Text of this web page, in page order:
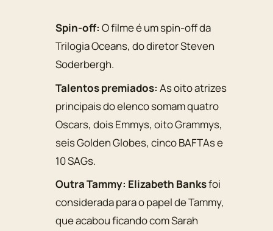
Spin-off: O filme é um spin-off da
Trilogia Oceans, do diretor Steven
Soderbergh.
Talentos premiados: As oito atrizes
principais do elenco somam quatro
Oscars, dois Emmys, oito Grammys,
seis Golden Globes, cinco BAFTAs e
10 SAGs.
Outra Tammy: Elizabeth Banksfoi
considerada para o papel de Tammy,
que acabou ficando com Sarah